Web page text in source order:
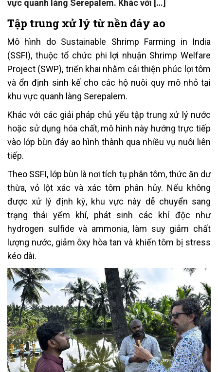
vực quanh làng Serepalem. Khác với […]
Tập trung xử lý từ nền đáy ao
Mô hình do Sustainable Shrimp Farming in India
(SSFI), thuộc tổ chức phi lợi nhuận Shrimp Welfare
Project (SWP), triển khai nhằm cải thiện phúc lợi tôm
và ổn định sinh kế cho các hộ nuôi quy mô nhỏ tại
khu vực quanh làng Serepalem.
Khác với các giải pháp chủ yếu tập trung xử lý nước
hoặc sử dụng hóa chất, mô hình này hướng trực tiếp
vào lớp bùn đáy ao hình thành qua nhiều vụ nuôi liên
tiếp.
Theo SSFI, lớp bùn là nơi tích tụ phân tôm, thức ăn dư
thừa, vỏ lột xác và xác tôm phân hủy. Nếu không
được xử lý định kỳ, khu vực này dễ chuyển sang
trạng thái yếm khí, phát sinh các khí độc như
hydrogen sulfide và ammonia, làm suy giảm chất
lượng nước, giảm ôxy hòa tan và khiến tôm bị stress
kéo dài.